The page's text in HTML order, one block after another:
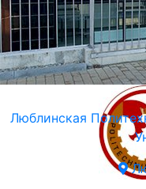
Люблинская